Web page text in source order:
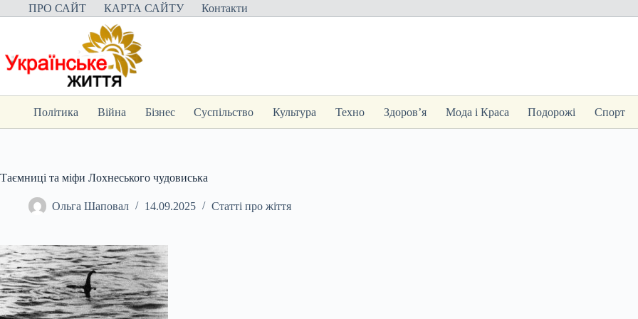
Перейти
до
ПРО САЙТ КАРТА САЙТУ Контакти
Політика Війна Бізнес Суспільство Культура Техно Здоров’я Мода і Краса Подорожі Спорт
Таємниці та міфи Лохнеського чудовиська
Ольга Шаповал 14.09.2025 Статті про жіття